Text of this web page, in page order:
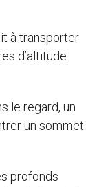
à transporter
d’altitude.
le regard, un
un sommet
profonds